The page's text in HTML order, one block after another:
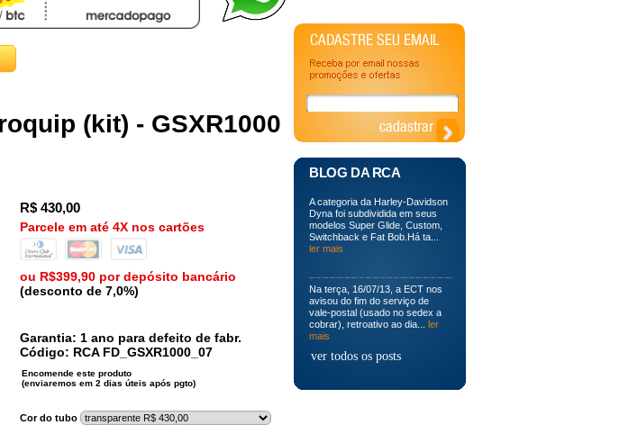
(kit) - GSXR1000
R$430,00
Parcele em até 4X nos cartões
ou R$399,90 por depósito bancário
(desconto de 7,0%)
Garantia: 1 ano para defeito de fabr.
Código: RCAFD_GSXR1000_07
Cor do tubo
BLOG DA RCA
A categoria da Harley-Davidson
Dyna foi subdividida em seus
modelos Super Glide, Custom,
Switchback e Fat Bob.Há ta...
ler mais
Na terça, 16/07/13, a ECT nos
avisou do fim do serviço de
vale-postal (usado no sedex a
cobrar), retroativo ao dia... ler
mais
ver todos os posts